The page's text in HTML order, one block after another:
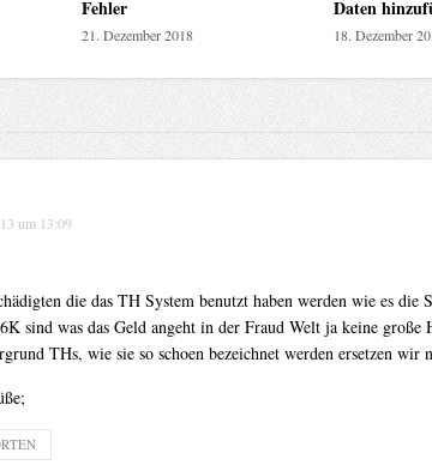
Fehler
21. Dezember 2018
Daten
18. Dezember
um 13:09
die das TH System benutzt haben werden wie es die
sind was das Geld angeht in der Fraud Welt ja keine große
THs, wie sie so schoen bezeichnet werden ersetzen